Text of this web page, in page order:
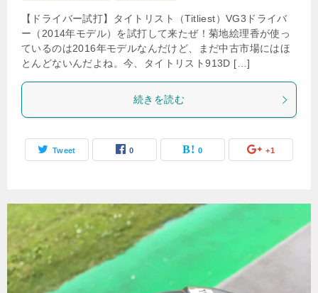
【ドライバー試打】タイトリスト（Titliest）VG3ドライバ
ー（2014年モデル）を試打して来たぜ！菊地絵理香が使っ
ているのは2016年モデルなんだけど、まだ中古市場にはほ
とんどないんだよね。今、タイトリスト913D […]
続きを読む
Tweet 0 0 +1